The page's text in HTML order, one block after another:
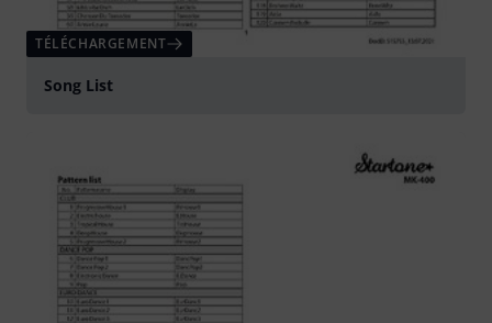
TÉLÉCHARGEMENT
Song List